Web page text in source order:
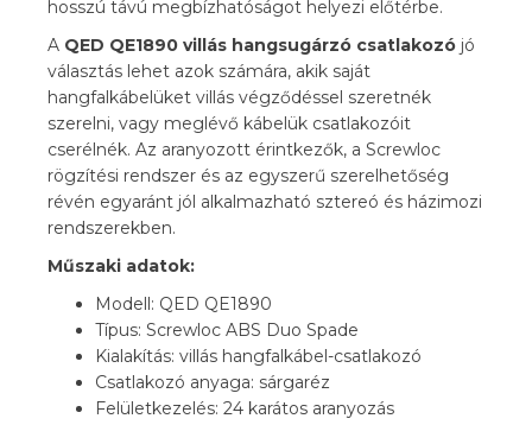
hosszú távú megbízhatóságot helyezi előtérbe.
A QED QE1890 villás hangsugárzó csatlakozó jó
választás lehet azok számára, akik saját
hangfalkábelüket villás végződéssel szeretnék
szerelni, vagy meglévő kábelük csatlakozóit
cserélnék. Az aranyozott érintkezők, a Screwloc
rögzítési rendszer és az egyszerű szerelhetőség
révén egyaránt jól alkalmazható sztereó és házimozi
rendszerekben.
Műszaki adatok:
Modell: QED QE1890
Típus: Screwloc ABS Duo Spade
Kialakítás: villás hangfalkábel-csatlakozó
Csatlakozó anyaga: sárgaréz
Felületkezelés: 24 karátos aranyozás